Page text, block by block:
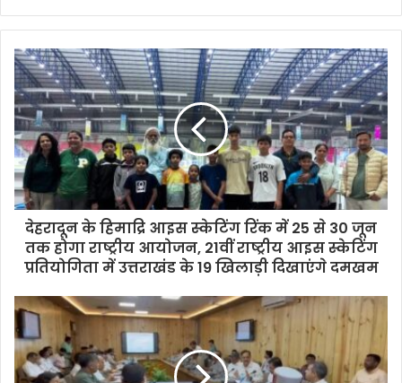
देहरादून के हिमाद्रि आइस स्केटिंग रिंक में 25 से 30 जून
तक होगा राष्ट्रीय आयोजन, 21वीं राष्ट्रीय आइस स्केटिंग
प्रतियोगिता में उत्तराखंड के 19 खिलाड़ी दिखाएंगे दमखम